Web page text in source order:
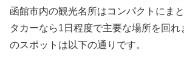
函館市内の観光名所はコンパクトにま
タカーなら1日程度で主要な場所を回れ
のスポットは以下の通りです。